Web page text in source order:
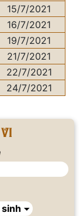
15/7/2021
16/7/2021
19/7/2021
21/7/2021
22/7/2021
24/7/2021